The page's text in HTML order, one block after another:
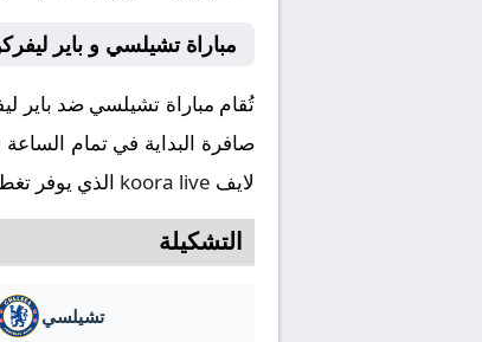
مباراة تشيلسي و باير
لايف koora live الذي يوفر
التشكيلة
تشيلسي